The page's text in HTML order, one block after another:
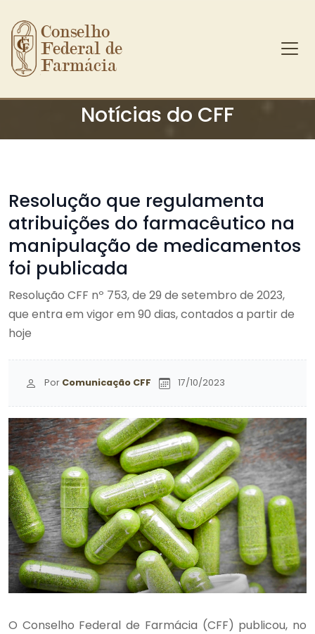
Ir para o conteúdo principal
Conselho
Federal de
Farmácia
Notícias do CFF
Resolução que regulamenta
atribuições do farmacêutico na
manipulação de medicamentos
foi publicada
Resolução CFF nº 753, de 29 de setembro de 2023,
que entra em vigor em 90 dias, contados a partir de
hoje
Por Comunicação CFF 17/10/2023
O Conselho Federal de Farmácia (CFF) publicou, no